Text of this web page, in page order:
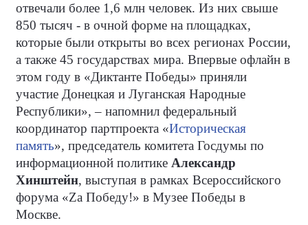
отвечали более 1,6 млн человек. Из них свыше
850 тысяч - в очной форме на площадках,
которые были открыты во всех регионах России,
а также 45 государствах мира. Впервые офлайн в
этом году в «Диктанте Победы» приняли
участие Донецкая и Луганская Народные
Республики», – напомнил федеральный
координатор партпроекта «Историческая
память», председатель комитета Госдумы по
информационной политике Александр
Хинштейн, выступая в рамках Всероссийского
форума «Zа Победу!» в Музее Победы в
Москве.